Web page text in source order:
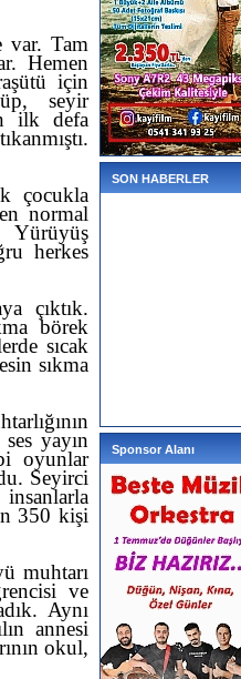
var. Tam
Hemen
için
seyir
ilk defa
çocukla
normal
Yürüyüş
herkes
çıktık.
börek
sıcak
sıkma
yayın
oyunlar
Seyirci
insanlarla
350 kişi
muhtarı
ve
Aynı
annesi
okul,
SON HABERLER
Sponsor Alanı